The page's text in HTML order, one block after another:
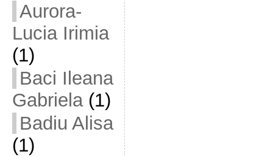
Aurora-
Lucia Irimia
(1)
Baci Ileana
Gabriela(1)
Badiu Alisa
(1)